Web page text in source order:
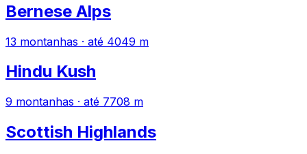
Bernese Alps
13 montanhas · até 4049 m
Hindu Kush
9 montanhas · até 7708 m
Scottish Highlands